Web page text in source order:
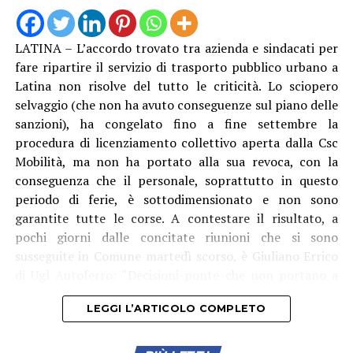
Anche Ambrosino come altri suoi colleghi si è dovuto
rivolgere al Prefetto di Latina, e ha avuto “interlocuzioni
serrate” con l’Amministratore Delegato e il Presidente di
Acqualatina, oltre che con i vari funzionari e tecnici
coinvolti. “Dopo aver compreso la gravità della
situazione, tutti si sono attivati per intervenire sulle
disfunzioni – racconta il primo cittadino dlel’isola – Le
pompe di rilancio sono state riparate e, da oggi, sulla
linea abbiamo anche la quarta nave cisterna, la “Cesare”.
Questo dovrebbe garantire un maggiore apporto
d’acqua e, soprattutto, una pressione più costante,
consentendo di raggiungere anche le zone più alte
massima attenzione, affinché il servizio torni
pienamente alla normalità e affinché una criticità di
LATINA – L’accordo trovato tra azienda e sindacati per
fare ripartire il servizio di trasporto pubblico urbano a
Latina non risolve del tutto le criticità. Lo sciopero
selvaggio (che non ha avuto conseguenze sul piano delle
sanzioni), ha congelato fino a fine settembre la
procedura di licenziamento collettivo aperta dalla Csc
Mobilità, ma non ha portato alla sua revoca, con la
conseguenza che il personale, soprattutto in questo
periodo di ferie, è sottodimensionato e non sono
garantite tutte le corse. A contestare il risultato, a
pochi giorni dalle concitate riunioni che si sono
susseguite in Comune martedì scorso, è Giuliano Errico
nulla”, afferma.
LEGGI L’ARTICOLO COMPLETO